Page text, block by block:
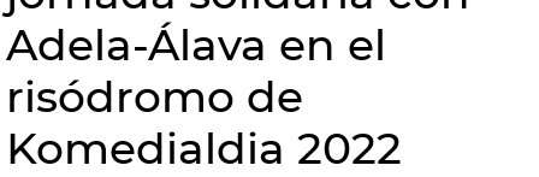
Adela-Álava en el
risódromo de
Komedialdia 2022